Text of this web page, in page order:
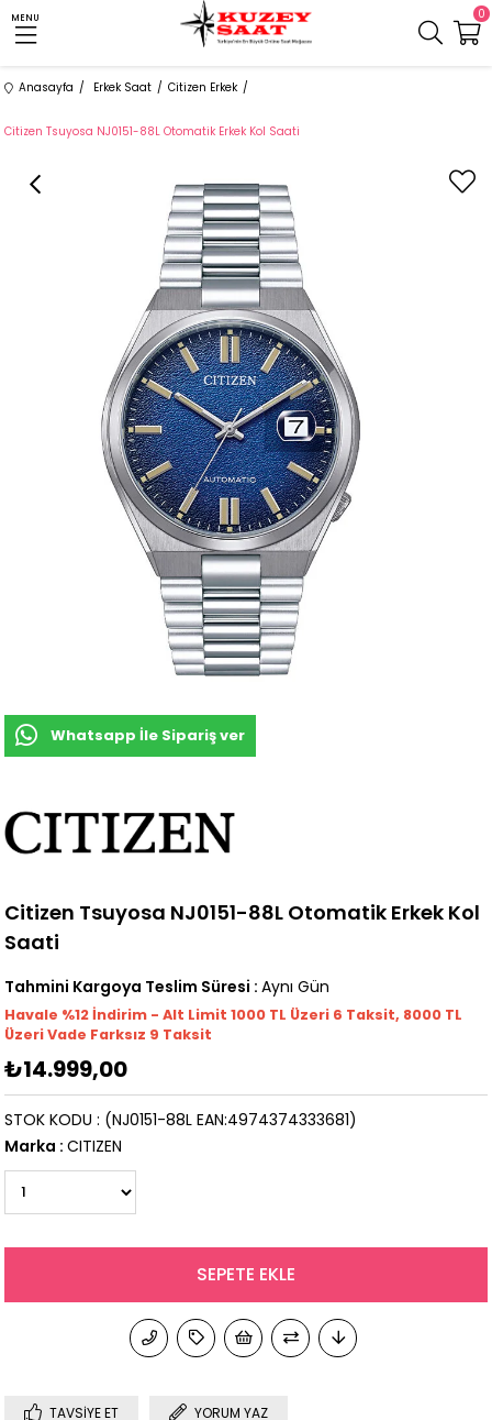
MENU 0
Anasayfa Erkek Saat Citizen Erkek
Citizen Tsuyosa NJ0151-88L Otomatik Erkek Kol Saati
Whatsapp İle Sipariş ver
Citizen Tsuyosa NJ0151-88L Otomatik Erkek Kol
Saati
Tahmini Kargoya Teslim Süresi : Aynı Gün
Havale %12 İndirim - Alt Limit 1000 TL Üzeri 6 Taksit, 8000 TL
Üzeri Vade Farksız 9 Taksit
₺14.999,00
(NJ0151-88L EAN:4974374333681)
STOK KODU
Marka : CITIZEN
TAVSIYE ET YORUM YAZ